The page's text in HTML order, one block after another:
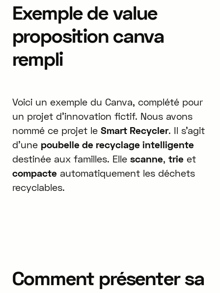
Exemple de value
proposition canva
rempli
Voici un exemple du Canva, complété pour
un projet d'innovation fictif. Nous avons
nommé ce projet le Smart Recycler. Il s'agit
d'une poubelle de recyclage intelligente
destinée aux familles. Elle scanne, trieet
compacteautomatiquement les déchets
recyclables.
Comment présenter sa